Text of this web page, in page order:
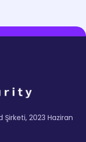
2023 Haziran